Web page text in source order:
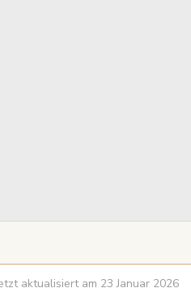
aktualisiert am 23 Januar 2026